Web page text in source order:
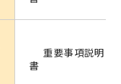
重要事項説明
書